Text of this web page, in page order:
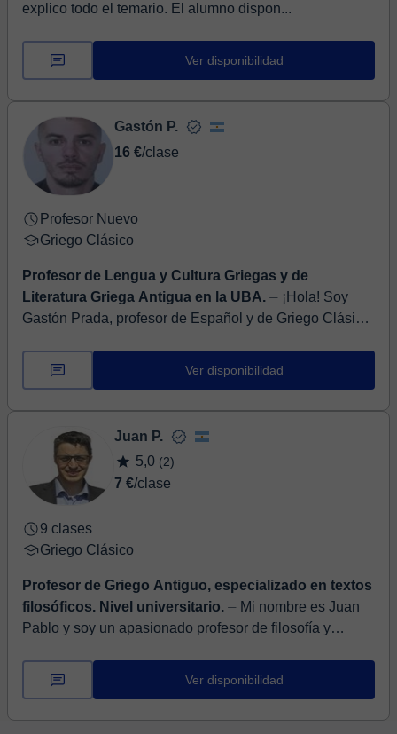
explico todo el temario. El alumno dispon...
Ver disponibilidad
Gastón P.
16 €/clase
Profesor Nuevo
Griego Clásico
Profesor de Lengua y Cultura Griegas y de
Literatura Griega Antigua en la UBA. ⏤ ¡Hola! Soy
Gastón Prada, profesor de Español y de Griego Clásico,
en donde también doy clases ...
Ver disponibilidad
Juan P.
5,0 (2)
7 €/clase
9 clases
Griego Clásico
Profesor de Griego Antiguo, especializado en textos
filosóficos. Nivel universitario. ⏤ Mi nombre es Juan
Pablo y soy un apasionado profesor de filosofía y
docente, ofrezco clases comple...
Ver disponibilidad